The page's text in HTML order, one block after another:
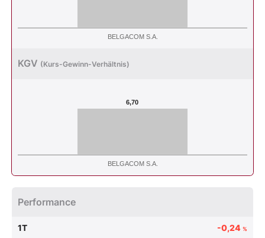
BELGACOM S.A.
KGV (Kurs-Gewinn-Verhältnis)
6,70
BELGACOM S.A.
Performance
1T -0,24 %